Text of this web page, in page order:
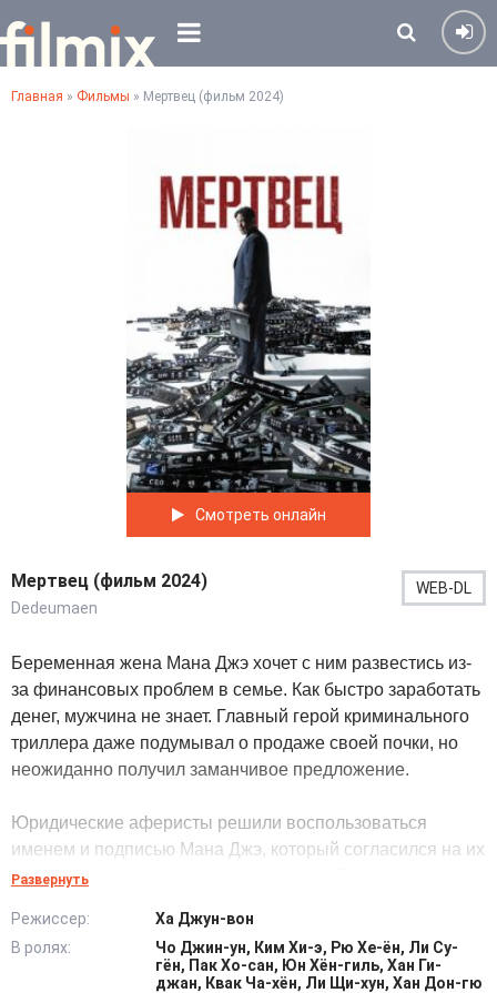
Главная » Фильмы » Мертвец (фильм 2024)
Смотреть онлайн
Мертвец (фильм 2024)
Dedeumaen
WEB-DL
Беременная жена Мана Джэ хочет с ним развестись из-
за финансовых проблем в семье. Как быстро заработать
денег, мужчина не знает. Главный герой криминального
триллера даже подумывал о продаже своей почки, но
неожиданно получил заманчивое предложение.
Юридические аферисты решили воспользоваться
именем и подписью Мана Джэ, который согласился на их
условия за солидное вознаграждение. Теперь мужчина
правоохранительные органы, обвиняющие Мана Джэ в
крупном хищении.
Развернуть
Режиссер:
Ха Джун-вон
В ролях:
Чо Джин-ун, Ким Хи-э, Рю Хе-ён, Ли Су-
гён, Пак Хо-сан, Юн Хён-гиль, Хан Ги-
джан, Квак Ча-хён, Ли Щи-хун, Хан Дон-гю